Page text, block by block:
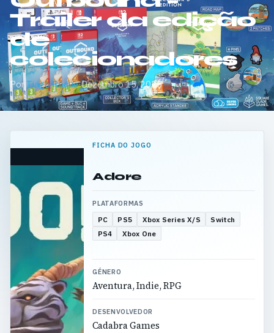
Trailer da edição
de
colecionadores
PorTiago Roque·Dezembro 15, 2025
FICHA DO JOGO
Adore
PLATAFORMAS
PC PS5 Xbox Series X/S
Switch
PS4
Xbox One
GÉNERO
Aventura, Indie, RPG
DESENVOLVEDOR
Cadabra Games